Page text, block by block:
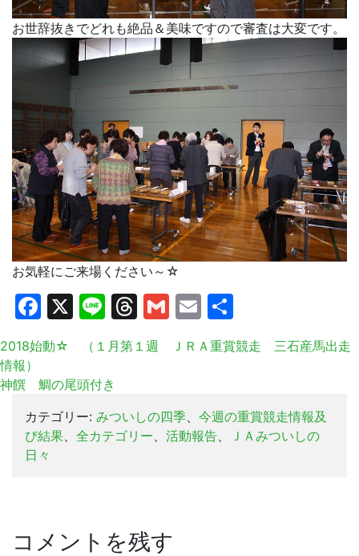
お世辞抜きでどれも絶品＆美味ですので審査は大変です。
お気軽にご来場ください～☆
Facebook
X LineThreads
Gmail
Email
有
2018始動☆ （１月第１週 ＪＲＡ重賞競走 三石産馬出走
情報）
神饌 鯛の尾頭付き
カテゴリー: みついしの四季
今週の重賞競走情報及
び結果
全カテゴリー 活動報告
ＪＡみついしの
日々
コメントを残す